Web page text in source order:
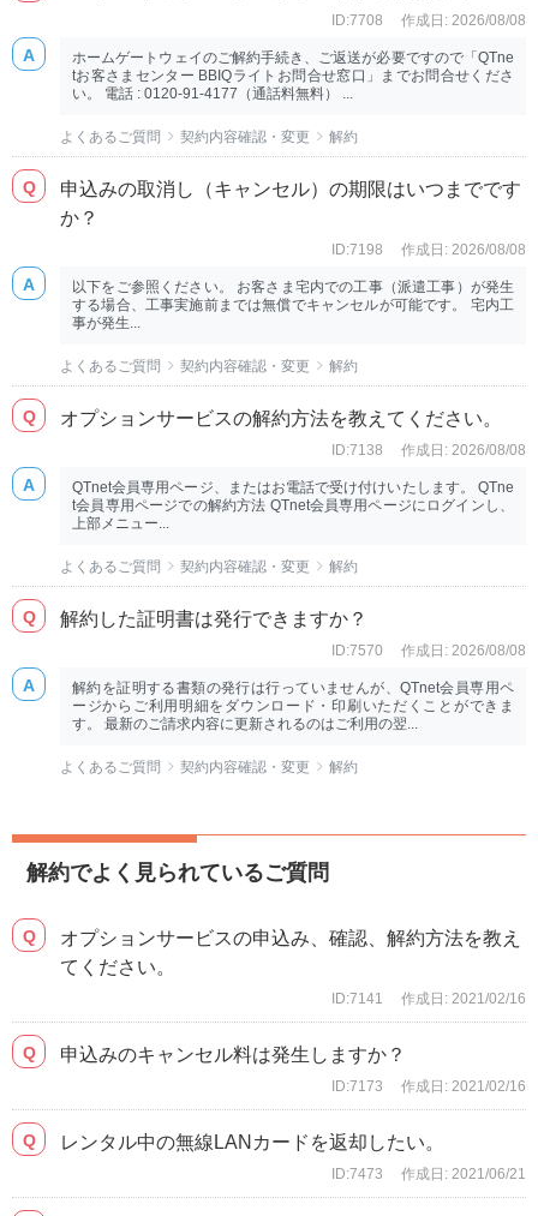
ID:7708 作成日: 2026/08/08
ホームゲートウェイのご解約手続き、ご返送が必要ですので「QTne
tお客さまセンター BBIQライトお問合せ窓口」までお問合せくださ
い。 電話 : 0120-91-4177（通話料無料） ...
よくあるご質問 契約内容確認・変更 解約
申込みの取消し（キャンセル）の期限はいつまでです
か？
ID:7198 作成日: 2026/08/08
以下をご参照ください。 お客さま宅内での工事（派遣工事）が発生
する場合、工事実施前までは無償でキャンセルが可能です。 宅内工
事が発生...
よくあるご質問 契約内容確認・変更 解約
オプションサービスの解約方法を教えてください。
ID:7138 作成日: 2026/08/08
QTnet会員専用ページ、またはお電話で受け付けいたします。 QTne
t会員専用ページでの解約方法 QTnet会員専用ページにログインし、
上部メニュー...
よくあるご質問 契約内容確認・変更 解約
解約した証明書は発行できますか？
ID:7570 作成日: 2026/08/08
解約を証明する書類の発行は行っていませんが、QTnet会員専用ペ
ージからご利用明細をダウンロード・印刷いただくことができま
す。 最新のご請求内容に更新されるのはご利用の翌...
よくあるご質問 契約内容確認・変更 解約
解約でよく見られているご質問
オプションサービスの申込み、確認、解約方法を教え
てください。
ID:7141 作成日: 2021/02/16
申込みのキャンセル料は発生しますか？
ID:7173 作成日: 2021/02/16
レンタル中の無線LANカードを返却したい。
ID:7473 作成日: 2021/06/21